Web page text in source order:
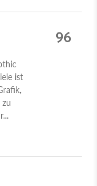
ist
96